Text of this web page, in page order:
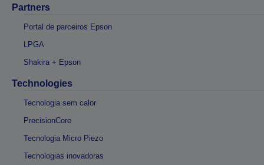
Partners
Portal de parceiros Epson
LPGA
Shakira + Epson
Technologies
Tecnologia sem calor
PrecisionCore
Tecnologia Micro Piezo
Tecnologias inovadoras